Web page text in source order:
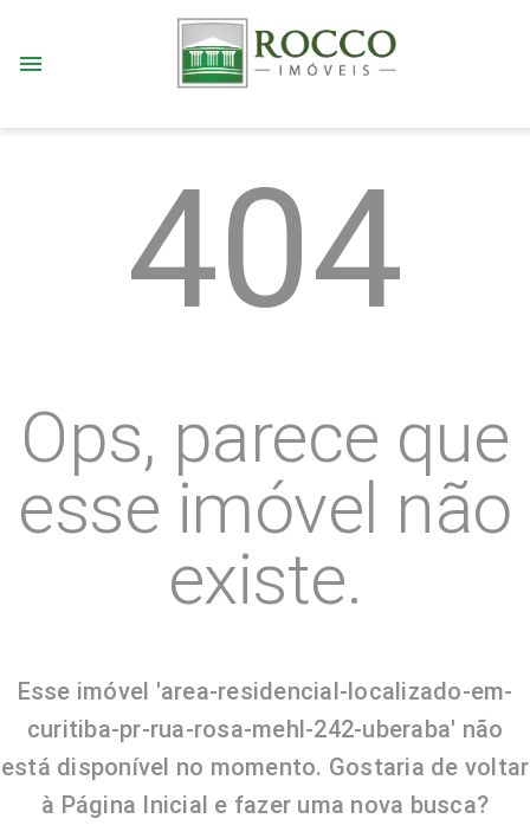
menu
404
Ops, parece que
esse imóvel não
existe.
Esse imóvel 'area-residencial-localizado-em-
curitiba-pr-rua-rosa-mehl-242-uberaba' não
está disponível no momento. Gostaria de voltar
à Página Inicial e fazer uma nova busca?